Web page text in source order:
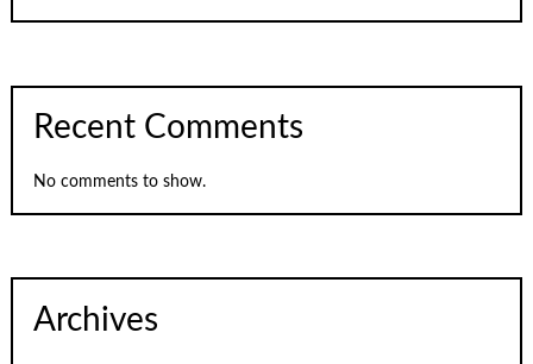
Recent Comments
No comments to show.
Archives